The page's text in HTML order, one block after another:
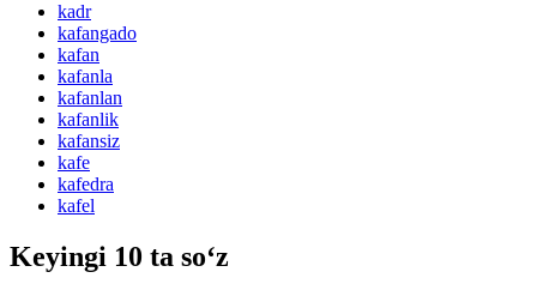
kadr
kafangado
kafan
kafanla
kafanlan
kafanlik
kafansiz
kafe
kafedra
kafel
Keyingi 10 ta so‘z